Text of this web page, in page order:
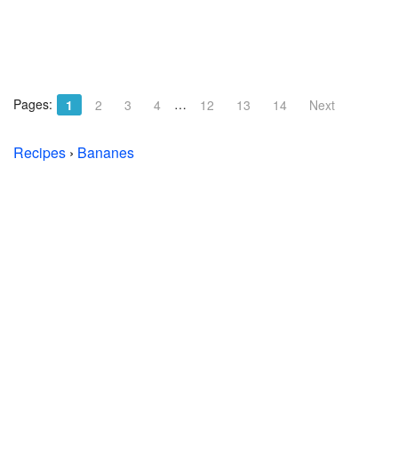
Pages: 1 2 3 4 … 12 13 14 Next
Recipes › Bananes